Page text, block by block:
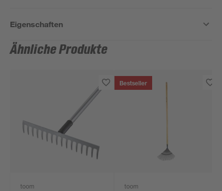
Eigenschaften
Ähnliche Produkte
toom
Bestseller
toom